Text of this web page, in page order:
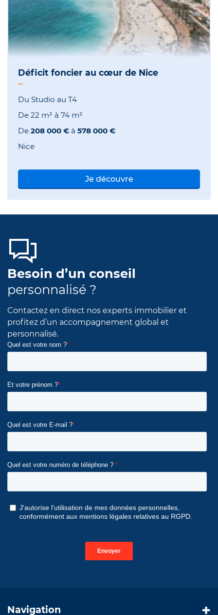
Déficit foncier au cœur de Nice
Du Studio au T4
De 22 m² à 74 m²
De 208 000 € à 578 000 €
Nice
Je découvre
Besoin d’un conseil
personnalisé ?
Contactez en direct nos experts immobilier et
profitez d’un accompagnement global et
personnalisé.
Navigation